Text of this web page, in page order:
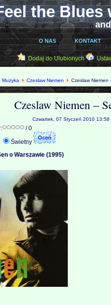
the Blues
O NAS KONTAKT
Dodaj do Ulubionych
Muzyka Czeslaw Niemen Czeslaw Niemen
Czeslaw Niemen –
Czwartek, 07 Styczeń 2010
/ 0
Świetny
o Warszawie (1995)